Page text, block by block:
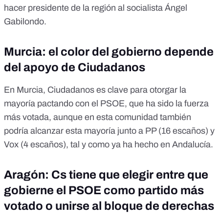
hacer presidente de la región al socialista Ángel
Gabilondo.
Murcia: el color del gobierno depende
del apoyo de Ciudadanos
En Murcia, Ciudadanos es clave para otorgar la
mayoría pactando con el PSOE, que ha sido la fuerza
más votada, aunque en esta comunidad también
podría alcanzar esta mayoría junto a PP (16 escaños) y
Vox (4 escaños), tal y como ya ha hecho en Andalucía.
Aragón: Cs tiene que elegir entre que
gobierne el PSOE como partido más
votado o unirse al bloque de derechas